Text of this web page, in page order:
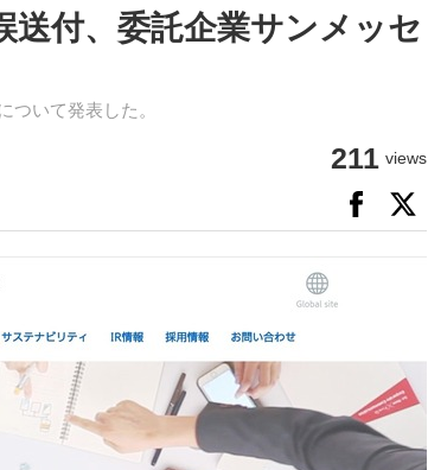
送付、委託企業サンメッセ
いて発表した。
211 views